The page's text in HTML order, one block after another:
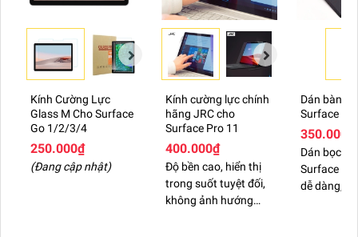
Túi đựng laptop Surface
phụ kiện không thể thiếu
Kính cường lực được sản xuất từ công nghệ
bám khít viền màn hình giúp việc sử dụng được
thoải mái hơn, không bị bong tróc khi sử dụng.
Độ trong suốt rõ ràng 98% nên màn hình của
bạn vẫn sáng và màu sắc sống động và khả năng
Kính Cường Lực
Glass M Cho Surface
Go 1/2/3/4
250.000₫
(Đang cập nhật)
Kính cường lực chính
hãng JRC cho
Surface Pro 11
400.000₫
Độ bền cao, hiển thị
trong suốt tuyệt đối,
không ảnh hướng
Dán bàn
Surface
350.000₫
Dán bọc
Surface bị
dễ dàng,